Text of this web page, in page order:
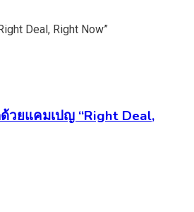
วยแคมเปญ “Right Deal,